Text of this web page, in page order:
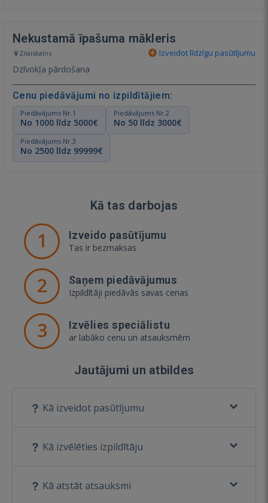
Nekustamā īpašuma mākleris
Zilaiskalns Izveidot līdzīgu pasūtījumu
Dzīvokļa pārdošana
Cenu piedāvājumi no izpildītājiem:
Piedāvājums Nr.1
No 1000 līdz 5000€
Piedāvājums Nr.2
No 50 līdz 3000€
Piedāvājums Nr.3
No 2500 līdz 99999€
Kā tas darbojas
1 Izveido pasūtījumu
Tas ir bezmaksas
2 Saņem piedāvājumus
Izpildītāji piedāvās savas cenas
3 Izvēlies speciālistu
ar labāko cenu un atsauksmēm
Jautājumi un atbildes
Kā izveidot pasūtījumu
Kā izvēlēties izpildītāju
Kā atstāt atsauksmi